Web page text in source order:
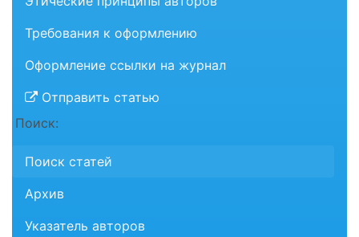
Требования к оформлению
Оформление ссылки на журнал
Отправить статью
Поиск:
Поиск статей
Архив
Указатель авторов